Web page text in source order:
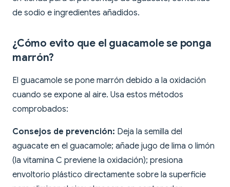
de sodio e ingredientes añadidos.
¿Cómo evito que el guacamole se ponga
marrón?
El guacamole se pone marrón debido a la oxidación
cuando se expone al aire. Usa estos métodos
comprobados:
Consejos de prevención: Deja la semilla del
aguacate en el guacamole; añade jugo de lima o limón
(la vitamina C previene la oxidación); presiona
envoltorio plástico directamente sobre la superficie